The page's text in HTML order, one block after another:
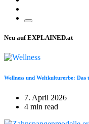
Neu auf EXPLAINED.at
Wellness und Weltkulturerbe: Das
7. April 2026
4 min read